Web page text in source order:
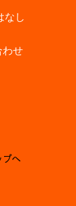
なし
わせ
プへ